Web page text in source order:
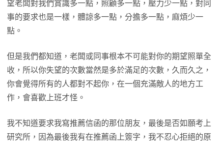
望老闆對我們賞識多一點，照顧多一點，壓力少一點，對同
事的要求也是一樣，體諒多一點，分擔多一點，麻煩少一
點。
但是我們都知道，老闆或同事根本不可能對你的期望照單全
收，所以你失望的次數當然是多於滿足的次數，久而久之，
你會覺得所有的人都對不起你，在一個充滿敵人的地方工
作，會喜歡上班才怪。
我不知道要求我寫推薦信函的那位朋友，最後是否如願考上
研究所，因為最後我有在推薦函上簽字，我不忍心拒絕的原